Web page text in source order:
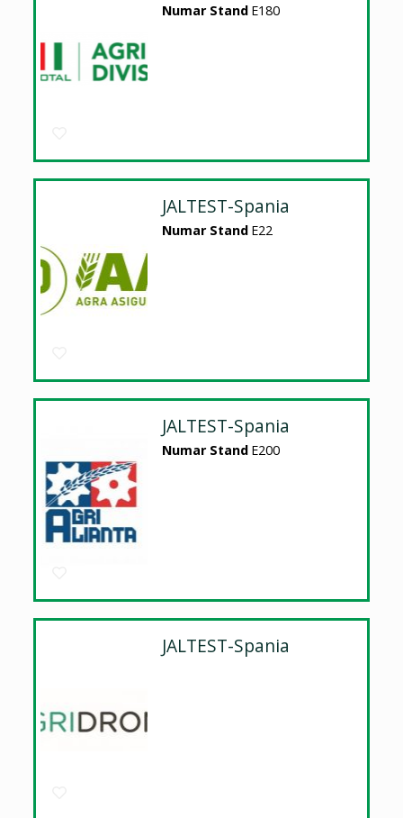
Numar Stand E180
JALTEST-Spania
Numar Stand E22
JALTEST-Spania
Numar Stand E200
JALTEST-Spania